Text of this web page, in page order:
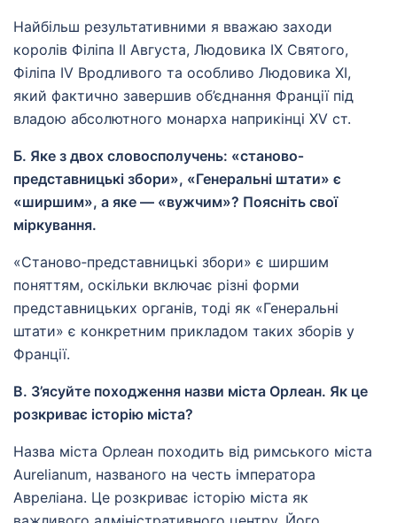
Найбільш результативними я вважаю заходи
королів Філіпа II Августа, Людовика IX Святого,
Філіпа IV Вродливого та особливо Людовика XI,
який фактично завершив об’єднання Франції під
владою абсолютного монарха наприкінці XV ст.
Б. Яке з двох словосполучень: «станово‐
представницькі збори», «Генеральні штати» є
«ширшим», а яке — «вужчим»? Поясніть свої
міркування.
«Станово‐представницькі збори» є ширшим
поняттям, оскільки включає різні форми
представницьких органів, тоді як «Генеральні
штати» є конкретним прикладом таких зборів у
Франції.
В. З’ясуйте походження назви міста Орлеан. Як це
розкриває історію міста?
Назва міста Орлеан походить від римського міста
Aurelianum, названого на честь імператора
Авреліана. Це розкриває історію міста як